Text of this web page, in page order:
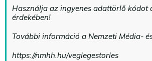
Használja az ingyenes adattörlő kódot
érdekében!
További információ a Nemzeti Média-
https://nmhh.hu/veglegestorles